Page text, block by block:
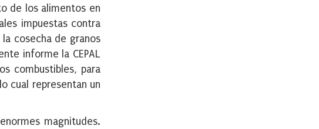
de los alimentos en
impuestas contra
cosecha de granos
informe la CEPAL
combustibles, para
cual representan un
magnitudes.